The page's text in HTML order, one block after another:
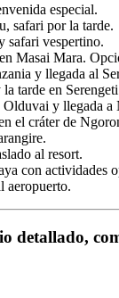
especial.
safari por la tarde.
safari vespertino.
Masai Mara.
y llegada al
tarde en
y llegada a
el cráter de
al resort.
con actividades
aeropuerto.
detallado,